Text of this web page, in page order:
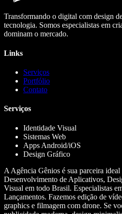
Transformando o digital com design
tecnologia. Somos especialistas em
dominam o mercado.
Links
Serviços
Portfólio
Contato
Serviços
Identidade Visual
Sistemas Web
Apps Android/iOS
Design Gráfico
A Agência Gênios é sua parceira
Desenvolvimento de Aplicativos,
Visual em todo Brasil. Especialistas
Lançamentos. Fazemos edição de
graphics e filmagem com drone. Se